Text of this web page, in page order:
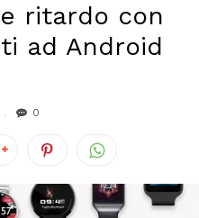
ritardo con
ad Android
0